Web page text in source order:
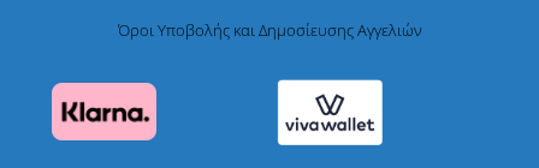
Όροι Υποβολής και Δημοσίευσης Αγγελιών